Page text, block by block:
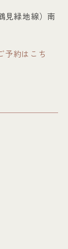
見緑地線）南
予約はこち